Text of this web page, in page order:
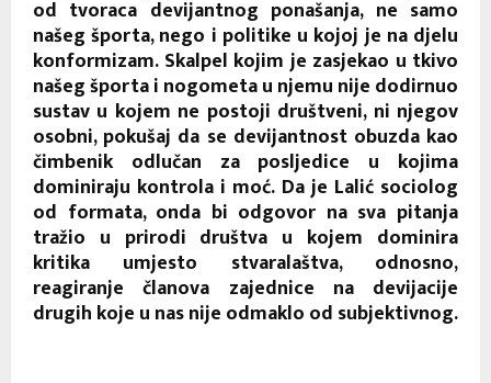
od tvoraca devijantnog ponašanja, ne samo
našeg športa, nego i politike u kojoj je na djelu
konformizam. Skalpel kojim je zasjekao u tkivo
našeg športa i nogometa u njemu nije dodirnuo
sustav u kojem ne postoji društveni, ni njegov
osobni, pokušaj da se devijantnost obuzda kao
čimbenik odlučan za posljedice u kojima
dominiraju kontrola i moć. Da je Lalić sociolog
od formata, onda bi odgovor na sva pitanja
tražio u prirodi društva u kojem dominira
kritika umjesto stvaralaštva, odnosno,
reagiranje članova zajednice na devijacije
drugih koje u nas nije odmaklo od subjektivnog.